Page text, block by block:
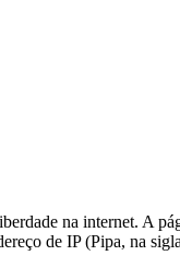
na internet. A
de IP (Pipa, na